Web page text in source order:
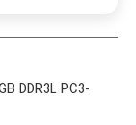
DDR3L PC3-